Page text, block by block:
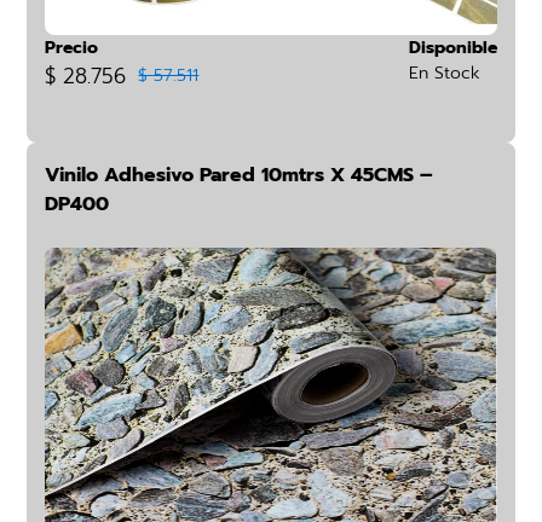
Precio
$ 28.756 $ 57.511
Disponible
En Stock
Vinilo Adhesivo Pared 10mtrs X 45CMS –
DP400